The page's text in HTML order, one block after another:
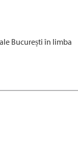
București în limba